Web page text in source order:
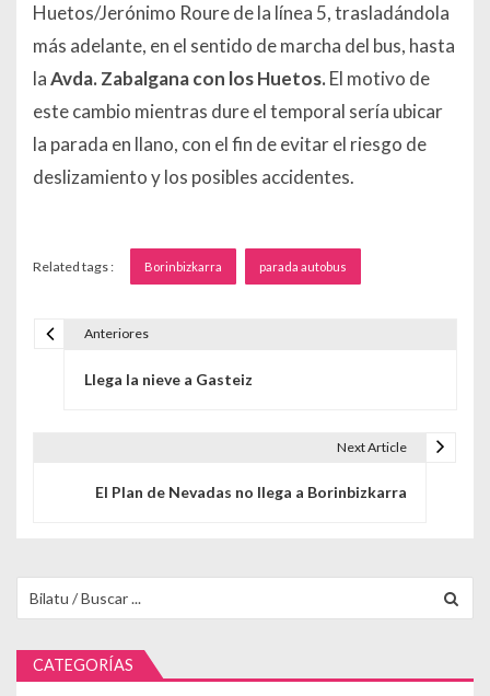
Huetos/Jerónimo Roure de la línea 5, trasladándola
más adelante, en el sentido de marcha del bus, hasta
laAvda. Zabalgana con los Huetos.El motivo de
este cambio mientras dure el temporal sería ubicar
la parada en llano, con el fin de evitar el riesgo de
deslizamiento y los posibles accidentes.
Related tags : Borinbizkarra parada autobus
Anteriores
Llega la nieve a Gasteiz
Next Article
El Plan de Nevadas no llega a Borinbizkarra
CATEGORÍAS